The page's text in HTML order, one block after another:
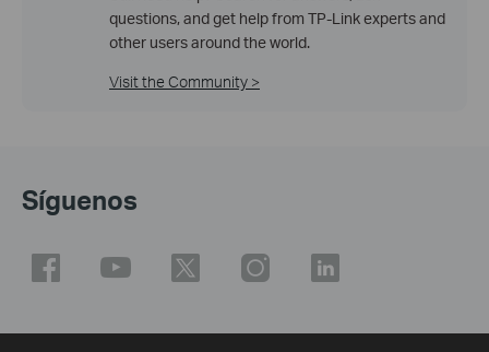
questions, and get help from TP-Link experts and
other users around the world.
Visit the Community >
Síguenos